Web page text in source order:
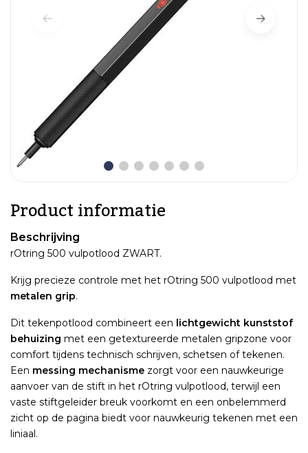
Product informatie
Beschrijving
rOtring 500 vulpotlood ZWART.
Krijg precieze controle met het rOtring 500 vulpotlood met
metalen grip.
Dit tekenpotlood combineert een lichtgewicht kunststof
behuizing met een getextureerde metalen gripzone voor
comfort tijdens technisch schrijven, schetsen of tekenen.
Een messing mechanisme zorgt voor een nauwkeurige
aanvoer van de stift in het rOtring vulpotlood, terwijl een
vaste stiftgeleider breuk voorkomt en een onbelemmerd
zicht op de pagina biedt voor nauwkeurig tekenen met een
liniaal.